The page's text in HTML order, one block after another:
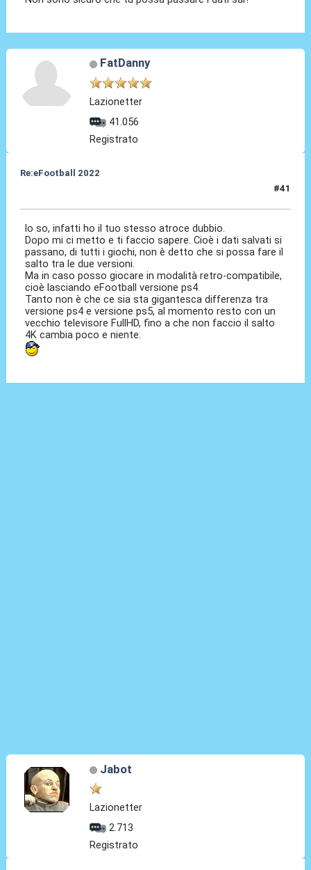
FatDanny
Lazionetter
41.056
Registrato
Re:eFootball 2022
#41
lo so, infatti ho il tuo stesso atroce dubbio.
Dopo mi ci metto e ti faccio sapere. Cioè i dati salvati si
passano, di tutti i giochi, non è detto che si possa fare il
salto tra le due versioni.
Ma in caso posso giocare in modalità retro-compatibile,
cioè lasciando eFootball versione ps4.
Tanto non è che ce sia sta gigantesca differenza tra
versione ps4 e versione ps5, al momento resto con un
vecchio televisore FullHD, fino a che non faccio il salto
4K cambia poco e niente.
Jabot
Lazionetter
2.713
Registrato